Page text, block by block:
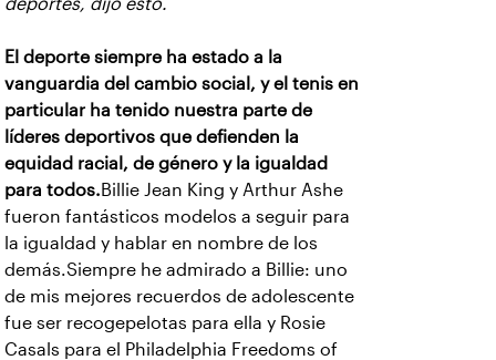
deportes, dijo esto.
El deporte siempre ha estado a la
vanguardia del cambio social, y el tenis en
particular ha tenido nuestra parte de
líderes deportivos que defienden la
equidad racial, de género y la igualdad
para todos.Billie Jean King y Arthur Ashe
fueron fantásticos modelos a seguir para
la igualdad y hablar en nombre de los
demás.Siempre he admirado a Billie: uno
de mis mejores recuerdos de adolescente
fue ser recogepelotas para ella y Rosie
Casals para el Philadelphia Freedoms of